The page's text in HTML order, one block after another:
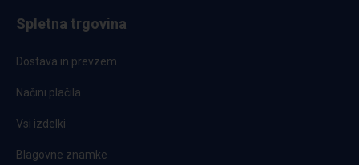
Spletna trgovina
Dostava in prevzem
Načini plačila
Vsi izdelki
Blagovne znamke